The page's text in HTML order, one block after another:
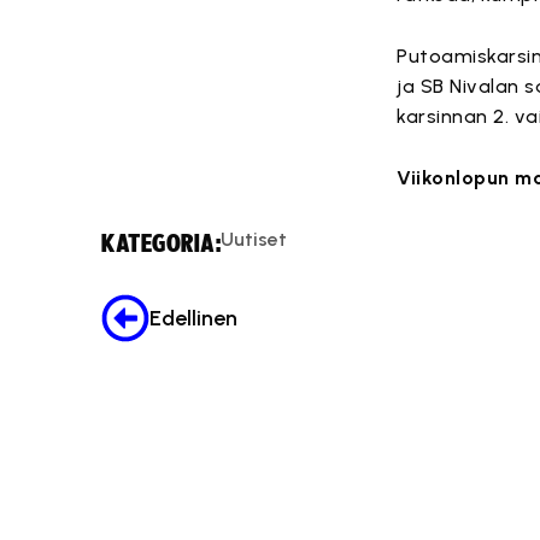
ja SB Nivalan
karsinnan 2.
Viikonlopun
KATEGORIA:Uutiset
Edellinen